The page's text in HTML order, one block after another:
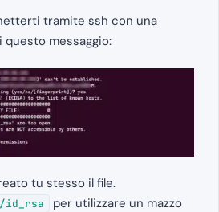
tramite ssh con una
messaggio:
tu stesso il file.
id_rsa
per utilizzare un mazzo